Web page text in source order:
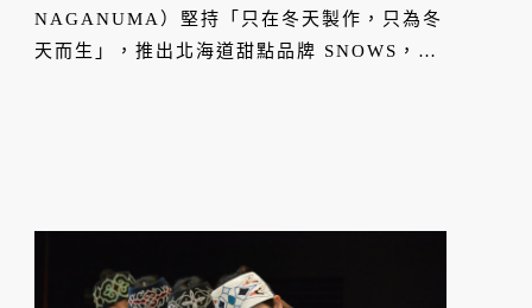
NAGANUMA）堅持「只在冬天製作，只為冬
天而生」，推出北海道甜點品牌 SNOWS，即